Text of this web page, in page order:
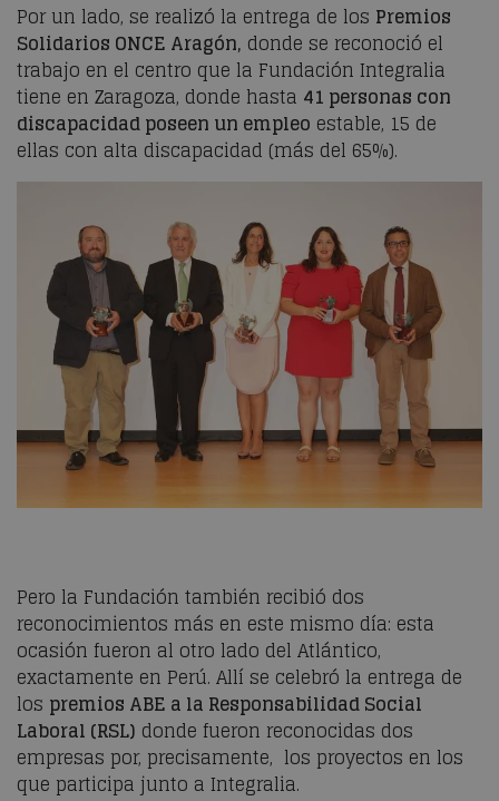
Por un lado, se realizó la entrega de los Premios
Solidarios ONCE Aragón, donde se reconoció el
trabajo en el centro que la Fundación Integralia
tiene en Zaragoza, donde hasta 41 personas con
discapacidad poseen un empleo estable, 15 de
ellas con alta discapacidad (más del 65%).
Pero la Fundación también recibió dos
reconocimientos más en este mismo día: esta
ocasión fueron al otro lado del Atlántico,
exactamente en Perú. Allí se celebró la entrega de
los premios ABE a la Responsabilidad Social
Laboral (RSL) donde fueron reconocidas dos
empresas por, precisamente, los proyectos en los
que participa junto a Integralia.